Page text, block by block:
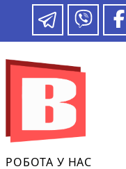
РОБОТА У НАС